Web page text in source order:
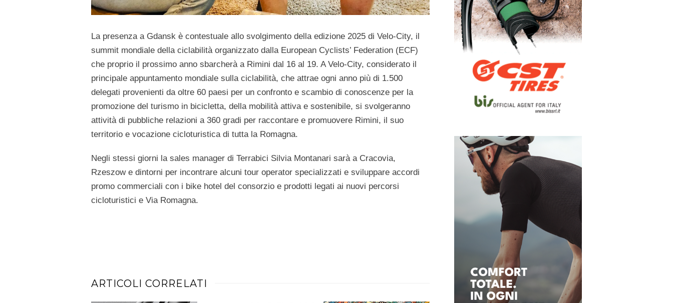
La presenza a Gdansk è contestuale allo svolgimento della edizione 2025 di Velo-City, il
summit mondiale della ciclabilità organizzato dalla European Cyclists’ Federation (ECF)
che proprio il prossimo anno sbarcherà a Rimini dal 16 al 19. A Velo-City, considerato il
principale appuntamento mondiale sulla ciclabilità, che attrae ogni anno più di 1.500
delegati provenienti da oltre 60 paesi per un confronto e scambio di conoscenze per la
promozione del turismo in bicicletta, della mobilità attiva e sostenibile, si svolgeranno
attività di pubbliche relazioni a 360 gradi per raccontare e promuovere Rimini, il suo
territorio e vocazione cicloturistica di tutta la Romagna.
Negli stessi giorni la sales manager di Terrabici Silvia Montanari sarà a Cracovia,
Rzeszow e dintorni per incontrare alcuni tour operator specializzati e sviluppare accordi
promo commerciali con i bike hotel del consorzio e prodotti legati ai nuovi percorsi
cicloturistici e Via Romagna.
ARTICOLI CORRELATI